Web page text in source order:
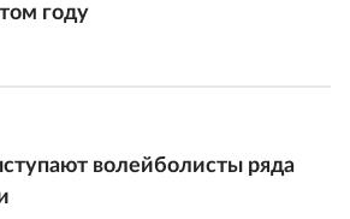
году
волейболисты ряда